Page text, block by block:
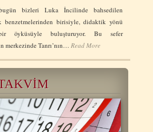
bizleri Luka İncilinde bahsedilen
benzetmelerinden birisiyle, didaktik yönü
öyküsüyle buluşturuyor. Bu sefer
merkezinde Tanrı’nın… Read More